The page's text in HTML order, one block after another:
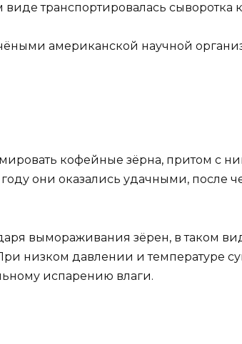
транспортировалась сыворотка
американской научной
кофейные зёрна, притом с
они оказались удачными, после
вымораживания зёрен, в таком
низком давлении и температуре
испарению влаги.